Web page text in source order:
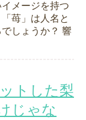
メージを持つ
苺」は人名と
しょうか？ 響
トした梨
じゃな